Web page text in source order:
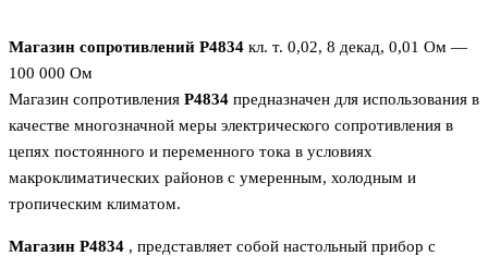
Магазин сопротивлений Р4834 кл. т. 0,02, 8 декад, 0,01 Ом —
100 000 Ом
Магазин сопротивления Р4834 предназначен для использования в
качестве многозначной меры электрического сопротивления в
цепях постоянного и переменного тока в условиях
макроклиматических районов с умеренным, холодным и
тропическим климатом.
Магазин Р4834 , представляет собой настольный прибор с